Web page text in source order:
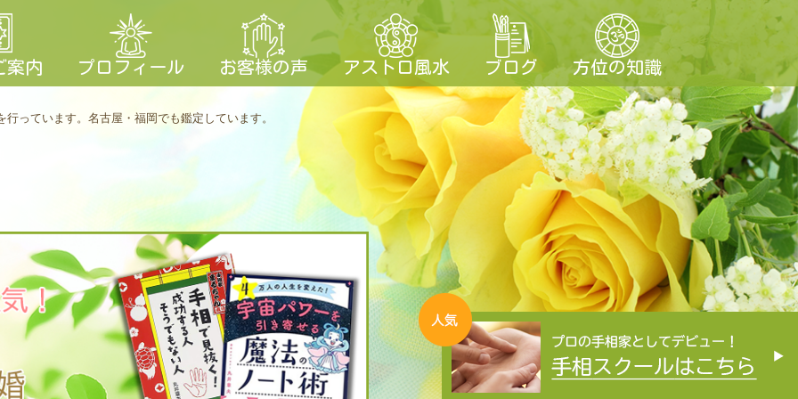
案内 プロフィール お客様の声 アストロ風水 ブログ 方位の知識
行っています。名古屋・福岡でも鑑定しています。